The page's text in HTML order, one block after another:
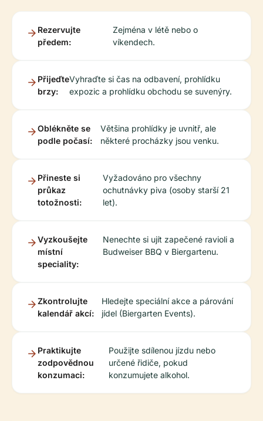
Rezervujte
předem:
Zejména v létě nebo o
víkendech.
Přijeďte
brzy:
Vyhraďte si čas na odbavení, prohlídku
expozic a prohlídku obchodu se suvenýry.
Oblékněte se
podle počasí:
Většina prohlídky je uvnitř, ale
některé procházky jsou venku.
Přineste si
průkaz
totožnosti:
Vyžadováno pro všechny
ochutnávky piva (osoby starší 21
let).
Vyzkoušejte
místní
speciality:
Nenechte si ujít zapečené ravioli a
Budweiser BBQ v Biergartenu.
Zkontrolujte
kalendář akcí:
Hledejte speciální akce a párování
jídel (Biergarten Events).
Praktikujte
zodpovědnou
konzumaci:
Použijte sdílenou jízdu nebo
určené řidiče, pokud
konzumujete alkohol.